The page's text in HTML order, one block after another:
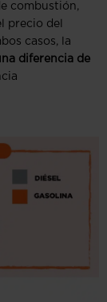
combustión,
precio del
casos, la
diferencia de